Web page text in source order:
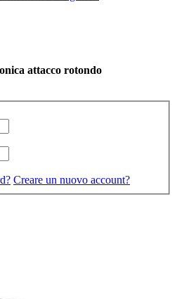
attacco rotondo
Creare un nuovo account?